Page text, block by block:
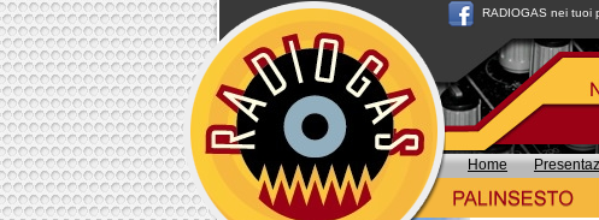
RADIOGAS nei tuoi
Home